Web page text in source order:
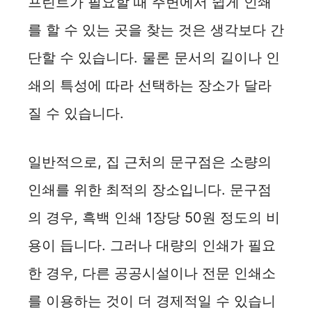
를 할 수 있는 곳을 찾는 것은 생각보다 간
단할 수 있습니다. 물론 문서의 길이나 인
쇄의 특성에 따라 선택하는 장소가 달라
질 수 있습니다.
일반적으로, 집 근처의 문구점은 소량의
인쇄를 위한 최적의 장소입니다. 문구점
의 경우, 흑백 인쇄 1장당 50원 정도의 비
용이 듭니다. 그러나 대량의 인쇄가 필요
한 경우, 다른 공공시설이나 전문 인쇄소
를 이용하는 것이 더 경제적일 수 있습니